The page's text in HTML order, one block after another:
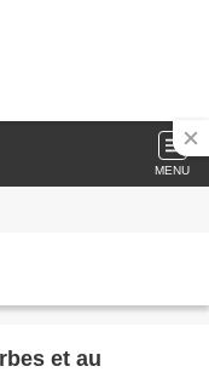
MENU
et au